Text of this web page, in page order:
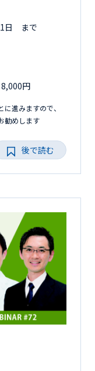
1日 まで
円
進みますので、
勧めします
後で読む